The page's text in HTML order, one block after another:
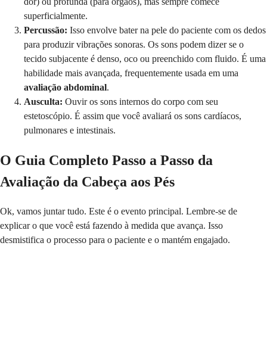
superficialmente.
Percussão: Isso envolve bater na pele do paciente com os dedos
para produzir vibrações sonoras. Os sons podem dizer se o
tecido subjacente é denso, oco ou preenchido com fluido. É uma
habilidade mais avançada, frequentemente usada em uma
avaliação abdominal.
Ausculta: Ouvir os sons internos do corpo com seu
estetoscópio. É assim que você avaliará os sons cardíacos,
pulmonares e intestinais.
O Guia Completo Passo a Passo da
Avaliação da Cabeça aos Pés
Ok, vamos juntar tudo. Este é o evento principal. Lembre-se de
explicar o que você está fazendo à medida que avança. Isso
desmistifica o processo para o paciente e o mantém engajado.